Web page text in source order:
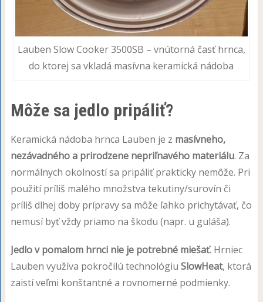
Lauben Slow Cooker 3500SB – vnútorná časť hrnca,
do ktorej sa vkladá masívna keramická nádoba
Môže sa jedlo pripáliť?
Keramická nádoba hrnca Lauben je z masívneho,
nezávadného a prirodzene nepriľnavého materiálu. Za
normálnych okolností sa pripáliť prakticky nemôže. Pri
použití príliš malého množstva tekutiny/surovín či
príliš dlhej doby prípravy sa môže ľahko prichytávať, čo
nemusí byť vždy priamo na škodu (napr. u guláša).
Jedlo v pomalom hrnci nie je potrebné miešať. Hrniec
Lauben využíva pokročilú technológiu SlowHeat, ktorá
zaistí veľmi konštantné a rovnomerné podmienky.